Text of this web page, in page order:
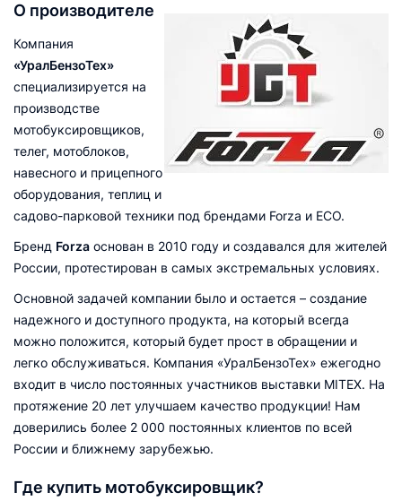
О производителе
Компания
«УралБензоТех»
специализируется на
производстве
мотобуксировщиков,
телег, мотоблоков,
навесного и прицепного
оборудования, теплиц и
садово-парковой техники под брендами Forza и ECO.
Бренд Forza основан в 2010 году и создавался для жителей
России, протестирован в самых экстремальных условиях.
Основной задачей компании было и остается – создание
надежного и доступного продукта, на который всегда
можно положится, который будет прост в обращении и
легко обслуживаться. Компания «УралБензоТех» ежегодно
входит в число постоянных участников выставки MITEX. На
протяжение 20 лет улучшаем качество продукции! Нам
доверились более 2 000 постоянных клиентов по всей
России и ближнему зарубежью.
Где купить мотобуксировщик?